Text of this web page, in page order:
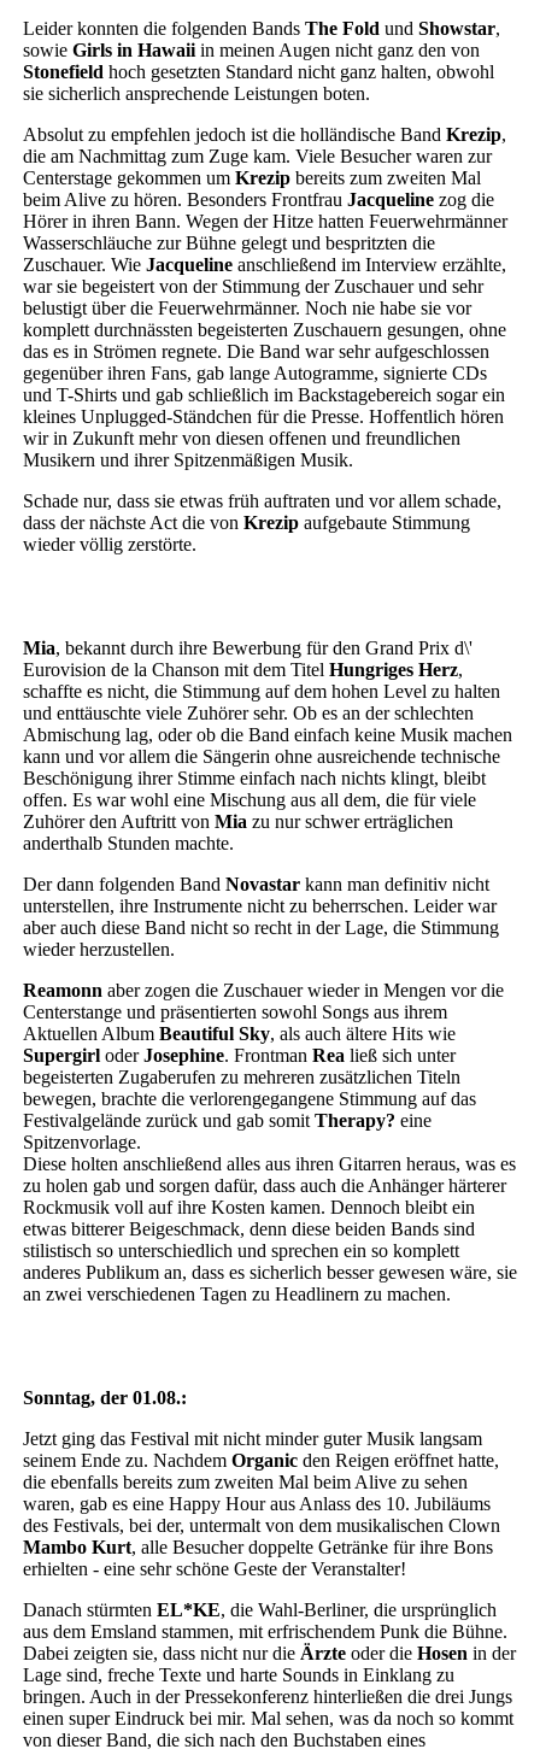
Leider konnten die folgenden Bands The Fold und Showstar,
sowie Girls in Hawaiiin meinen Augen nicht ganz den von
Stonefield hoch gesetzten Standard nicht ganz halten, obwohl
sie sicherlich ansprechende Leistungen boten.
Absolut zu empfehlen jedoch ist die holländische Band Krezip,
die am Nachmittag zum Zuge kam. Viele Besucher waren zur
Centerstage gekommen um Krezipbereits zum zweiten Mal
beim Alive zu hören. Besonders Frontfrau Jacquelinezog die
Hörer in ihren Bann. Wegen der Hitze hatten Feuerwehrmänner
Wasserschläuche zur Bühne gelegt und bespritzten die
Zuschauer. Wie Jacquelineanschließend im Interview erzählte,
war sie begeistert von der Stimmung der Zuschauer und sehr
belustigt über die Feuerwehrmänner. Noch nie habe sie vor
komplett durchnässten begeisterten Zuschauern gesungen, ohne
das es in Strömen regnete. Die Band war sehr aufgeschlossen
gegenüber ihren Fans, gab lange Autogramme, signierte CDs
und T-Shirts und gab schließlich im Backstagebereich sogar ein
kleines Unplugged-Ständchen für die Presse. Hoffentlich hören
wir in Zukunft mehr von diesen offenen und freundlichen
Musikern und ihrer Spitzenmäßigen Musik.
Schade nur, dass sie etwas früh auftraten und vor allem schade,
dass der nächste Act die von Krezipaufgebaute Stimmung
wieder völlig zerstörte.
Mia, bekannt durch ihre Bewerbung für den Grand Prix d\'
Eurovision de la Chanson mit dem Titel Hungriges Herz,
schaffte es nicht, die Stimmung auf dem hohen Level zu halten
und enttäuschte viele Zuhörer sehr. Ob es an der schlechten
Abmischung lag, oder ob die Band einfach keine Musik machen
kann und vor allem die Sängerin ohne ausreichende technische
Beschönigung ihrer Stimme einfach nach nichts klingt, bleibt
offen. Es war wohl eine Mischung aus all dem, die für viele
Zuhörer den Auftritt von Mia zu nur schwer erträglichen
anderthalb Stunden machte.
Der dann folgenden Band Novastarkann man definitiv nicht
unterstellen, ihre Instrumente nicht zu beherrschen. Leider war
aber auch diese Band nicht so recht in der Lage, die Stimmung
wieder herzustellen.
Reamonn aber zogen die Zuschauer wieder in Mengen vor die
Centerstange und präsentierten sowohl Songs aus ihrem
Aktuellen Album Beautiful Sky, als auch ältere Hits wie
Supergirl oderJosephine. Frontman Rea ließ sich unter
begeisterten Zugaberufen zu mehreren zusätzlichen Titeln
bewegen, brachte die verlorengegangene Stimmung auf das
Festivalgelände zurück und gab somit Therapy? eine
Spitzenvorlage.
Diese holten anschließend alles aus ihren Gitarren heraus, was es
zu holen gab und sorgen dafür, dass auch die Anhänger härterer
Rockmusik voll auf ihre Kosten kamen. Dennoch bleibt ein
etwas bitterer Beigeschmack, denn diese beiden Bands sind
stilistisch so unterschiedlich und sprechen ein so komplett
anderes Publikum an, dass es sicherlich besser gewesen wäre, sie
an zwei verschiedenen Tagen zu Headlinern zu machen.
Sonntag, der 01.08.:
Jetzt ging das Festival mit nicht minder guter Musik langsam
seinem Ende zu. Nachdem Organicden Reigen eröffnet hatte,
die ebenfalls bereits zum zweiten Mal beim Alive zu sehen
waren, gab es eine Happy Hour aus Anlass des 10. Jubiläums
des Festivals, bei der, untermalt von dem musikalischen Clown
Mambo Kurt, alle Besucher doppelte Getränke für ihre Bons
erhielten - eine sehr schöne Geste der Veranstalter!
Danach stürmten EL*KE, die Wahl-Berliner, die ursprünglich
aus dem Emsland stammen, mit erfrischendem Punk die Bühne.
Dabei zeigten sie, dass nicht nur dieÄrzte oder die Hosen in der
Lage sind, freche Texte und harte Sounds in Einklang zu
bringen. Auch in der Pressekonferenz hinterließen die drei Jungs
einen super Eindruck bei mir. Mal sehen, was da noch so kommt
von dieser Band, die sich nach den Buchstaben eines